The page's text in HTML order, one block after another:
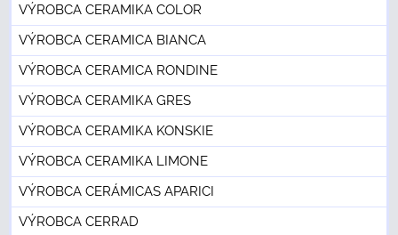
VÝROBCA CERAMIKA COLOR
VÝROBCA CERAMICA BIANCA
VÝROBCA CERAMICA RONDINE
VÝROBCA CERAMIKA GRES
VÝROBCA CERAMIKA KONSKIE
VÝROBCA CERAMIKA LIMONE
VÝROBCA CERÁMICAS APARICI
VÝROBCA CERRAD